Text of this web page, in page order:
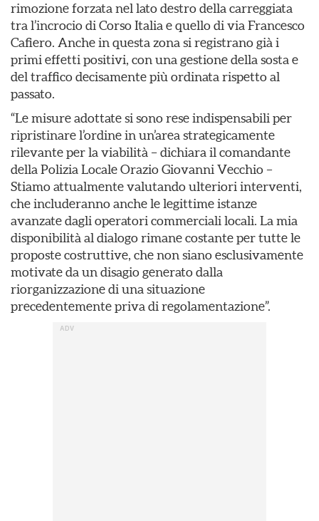
rimozione forzata nel lato destro della carreggiata
tra l’incrocio di Corso Italia e quello di via Francesco
Cafiero. Anche in questa zona si registrano già i
primi effetti positivi, con una gestione della sosta e
del traffico decisamente più ordinata rispetto al
passato.
“Le misure adottate si sono rese indispensabili per
ripristinare l’ordine in un’area strategicamente
rilevante per la viabilità – dichiara il comandante
della Polizia Locale Orazio Giovanni Vecchio –
Stiamo attualmente valutando ulteriori interventi,
che includeranno anche le legittime istanze
avanzate dagli operatori commerciali locali. La mia
disponibilità al dialogo rimane costante per tutte le
proposte costruttive, che non siano esclusivamente
motivate da un disagio generato dalla
riorganizzazione di una situazione
precedentemente priva di regolamentazione”.